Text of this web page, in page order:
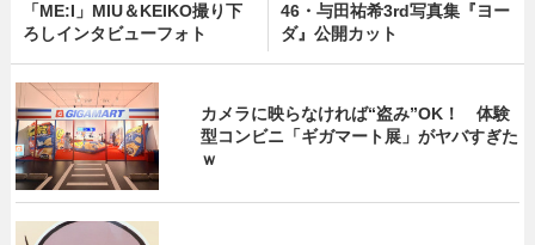
「ME:I」MIU＆KEIKO撮り下
ろしインタビューフォト
46・与田祐希3rd写真集『ヨー
ダ』公開カット
カメラに映らなければ“盗み”OK！ 体験
型コンビニ「ギガマート展」がヤバすぎた
ｗ